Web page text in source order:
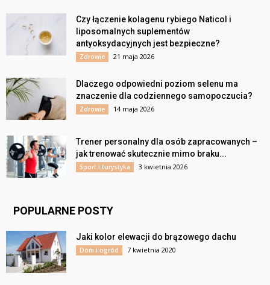
Czy łączenie kolagenu rybiego Naticol i
liposomalnych suplementów
antyoksydacyjnych jest bezpieczne?
Zdrowie 21 maja 2026
Dlaczego odpowiedni poziom selenu ma
znaczenie dla codziennego samopoczucia?
Zdrowie 14 maja 2026
Trener personalny dla osób zapracowanych –
jak trenować skutecznie mimo braku...
Sport i turystyka 3 kwietnia 2026
POPULARNE POSTY
Jaki kolor elewacji do brązowego dachu
Dom i ogród 7 kwietnia 2020